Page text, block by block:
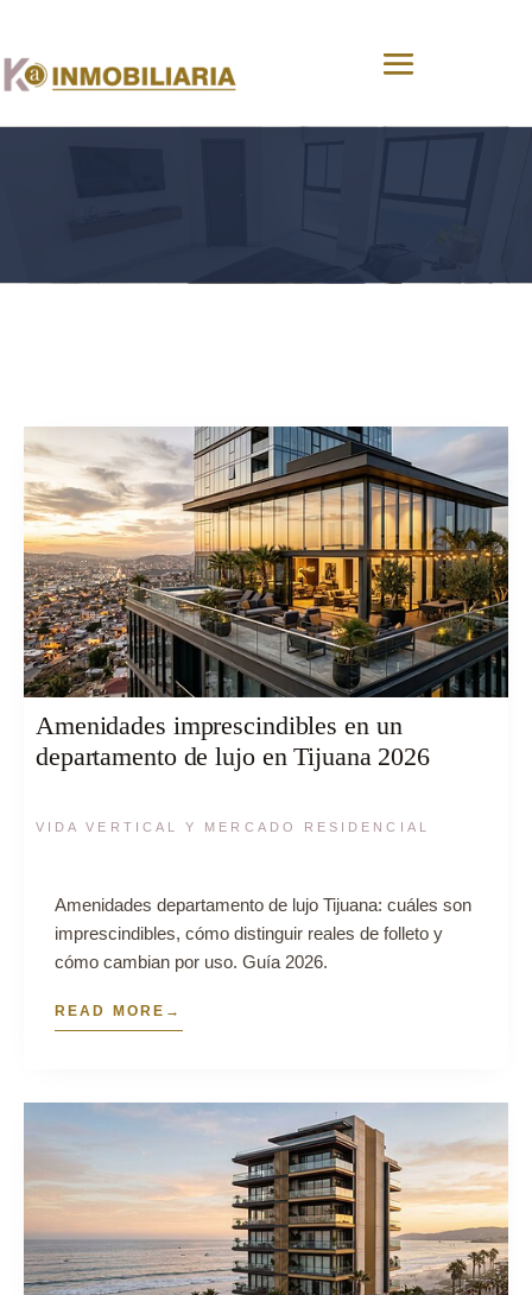
Amenidades imprescindibles en un
departamento de lujo en Tijuana 2026
VIDA VERTICAL Y MERCADO RESIDENCIAL
Amenidades departamento de lujo Tijuana: cuáles son
imprescindibles, cómo distinguir reales de folleto y
cómo cambian por uso. Guía 2026.
READ MORE